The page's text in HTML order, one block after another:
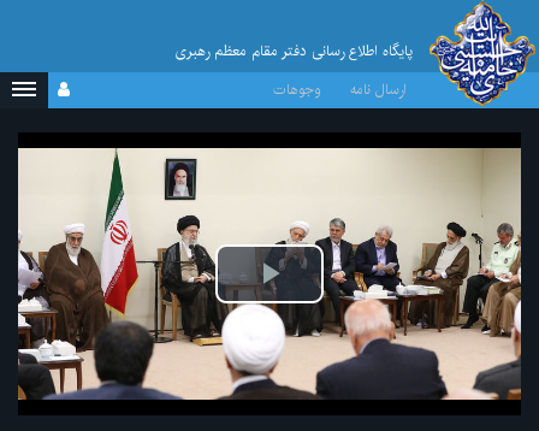
پایگاه اطلاع رسانی دفتر مقام معظم رهبری
ارسال نامه
وجوهات
پخش
ویدیو